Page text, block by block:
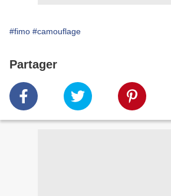
#fimo #camouflage
Partager